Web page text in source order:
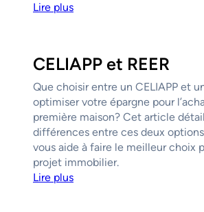
Lire plus
CELIAPP et REER
Que choisir entre un CELIAPP et
optimiser votre épargne pour
première maison? Cet article
différences entre ces deux options
vous aide à faire le meilleur choix
projet immobilier.
Lire plus